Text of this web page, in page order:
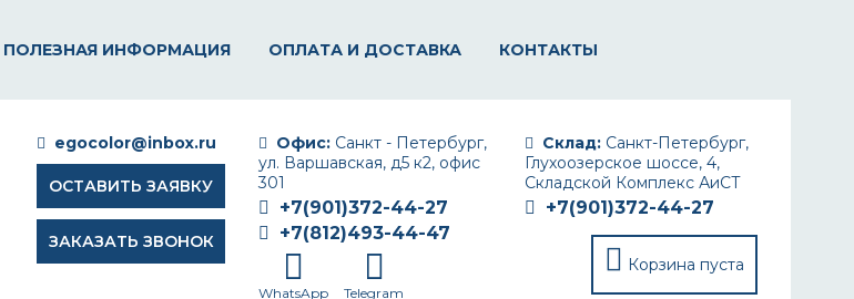
ПОЛЕЗНАЯ ИНФОРМАЦИЯ ОПЛАТА И ДОСТАВКА КОНТАКТЫ
Склад: Санкт-Петербург,
Глухоозерское шоссе, 4,
Складской Комплекс АиСТ
+7(901)372-44-27
Корзина пуста
Офис: Санкт - Петербург,
ул. Варшавская, д5 к2, офис
301
+7(901)372-44-27
+7(812)493-44-47
WhatsApp Telegram
egocolor@inbox.ru
ОСТАВИТЬ ЗАЯВКУ
ЗАКАЗАТЬ ЗВОНОК